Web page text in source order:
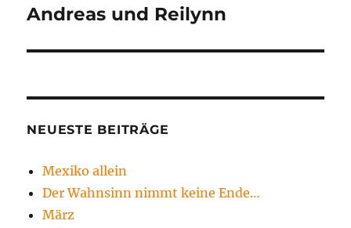
Nächster
Andreas und Reilynn
NEUESTE BEITRÄGE
Mexiko allein
Der Wahnsinn nimmt keine Ende…
März